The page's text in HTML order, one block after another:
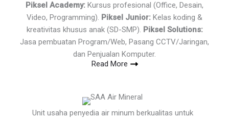
Piksel Academy: Kursus profesional (Office, Desain,
Video, Programming). Piksel Junior: Kelas koding &
kreativitas khusus anak (SD-SMP). Piksel Solutions:
Jasa pembuatan Program/Web, Pasang CCTV/Jaringan,
dan Penjualan Komputer.
Read More
Unit usaha penyedia air minum berkualitas untuk